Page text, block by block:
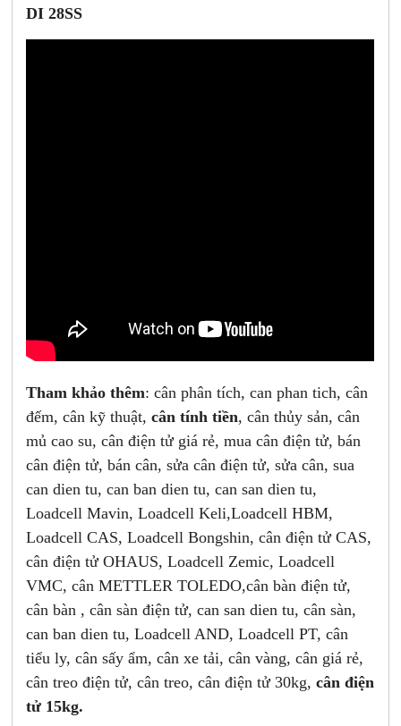
DI 28SS
Tham khảo thêm: cân phân tích, can phan tich, cân
đếm, cân kỹ thuật,cân tính tiền, cân thủy sản, cân
mủ cao su, cân điện tử giá rẻ, mua cân điện tử, bán
cân điện tử, bán cân, sửa cân điện tử, sửa cân, sua
can dien tu, can ban dien tu, can san dien tu,
Loadcell Mavin, Loadcell Keli,Loadcell HBM,
Loadcell CAS, Loadcell Bongshin, cân điện tử CAS,
cân điện tử OHAUS, Loadcell Zemic, Loadcell
VMC, cân METTLER TOLEDO,cân bàn điện tử,
cân bàn , cân sàn điện tử, can san dien tu, cân sàn,
can ban dien tu, Loadcell AND, Loadcell PT, cân
tiểu ly, cân sấy ẩm, cân xe tải, cân vàng, cân giá rẻ,
cân treo điện tử, cân treo, cân điện tử 30kg,cân điện
tử 15kg.